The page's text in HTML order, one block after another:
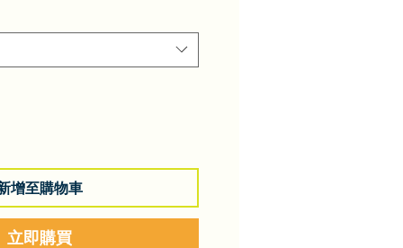
增至購物車
立即購買